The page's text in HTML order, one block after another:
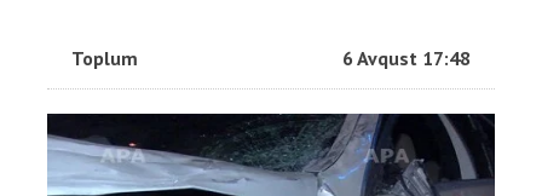
Toplum 6 Avqust 17:48